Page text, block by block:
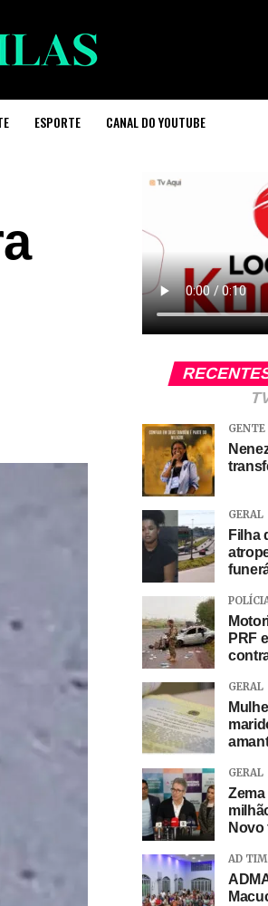
ESPORTE CANAL DO YOUTUBE
GENTE
GERAL
Filha
PRF
GERAL
GERAL
Novo
AD